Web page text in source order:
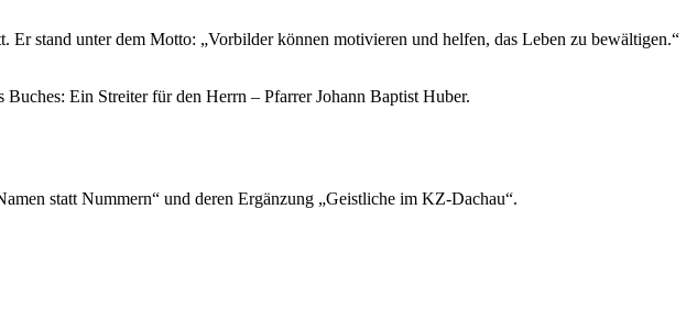
stand unter dem Motto: „Vorbilder können motivieren und helfen, das Leben zu bewältigen.“
Ein Streiter für den Herrn – Pfarrer Johann Baptist Huber.
statt Nummern“ und deren Ergänzung „Geistliche im KZ-Dachau“.